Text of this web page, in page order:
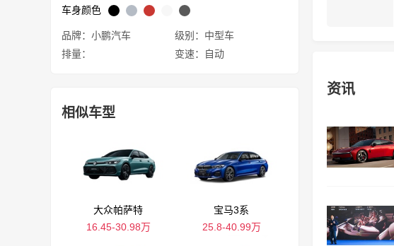
车身颜色
品牌：小鹏汽车
级别：中型车
排量：
变速：自动
相似车型
大众帕萨特
16.45-30.98万
宝马3系
25.8-40.99万
资讯